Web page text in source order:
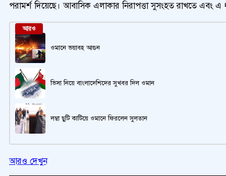
পরামর্শ দিয়েছে। আবাসিক এলাকার নিরাপত্তা সুসংহত রাখতে
আরও
ওমানে ভয়াবহ আগুন
ভিসা নিয়ে বাংলাদেশিদের সুখবর দিল ওমান
লম্বা ছুটি কাটিয়ে ওমানে ফিরলেন সুলতান
আরও দেখুন